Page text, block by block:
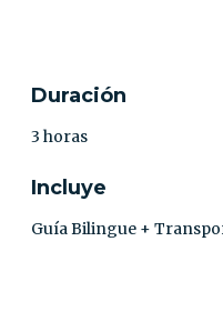
Duración
3 horas
Incluye
Guía Bilingue +